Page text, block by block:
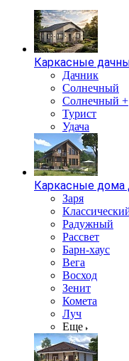
Каркасные
Дачник
Солнечный
Солнечный +
Турист
Удача
Каркасные дома
Заря
Радужный
Рассвет
Барн-хаус
Вега
Восход
Зенит
Комета
Луч
Еще